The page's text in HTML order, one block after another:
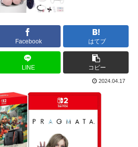
Facebook はてブ
LINE コピー
2024.04.17